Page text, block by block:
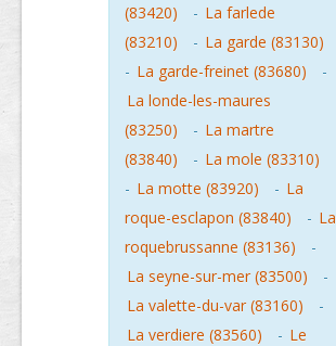
(83420)
- La farlede
(83210)
- La garde (83130)
- La garde-freinet (83680)
-
La londe-les-maures
(83250)
- La martre
(83840)
- La mole (83310)
- La motte (83920) - La
roque-esclapon (83840)
- La
roquebrussanne (83136)
-
La seyne-sur-mer (83500)
-
La valette-du-var (83160)
-
La verdiere (83560)
- Le